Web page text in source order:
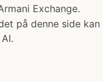
Exchange.
på denne side